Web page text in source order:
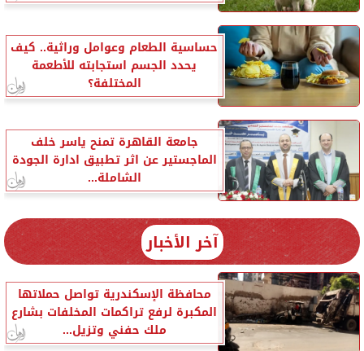
حساسية الطعام وعوامل وراثية.. كيف
يحدد الجسم استجابته للأطعمة
المختلفة؟
جامعة القاهرة تمنح ياسر خلف
الماجستير عن اثر تطبيق ادارة الجودة
الشاملة...
آخر الأخبار
محافظة الإسكندرية تواصل حملاتها
المكبرة لرفع تراكمات المخلفات بشارع
ملك حفني وتزيل...